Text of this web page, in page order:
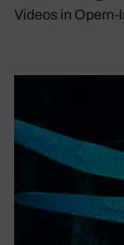
Videos in Opern-